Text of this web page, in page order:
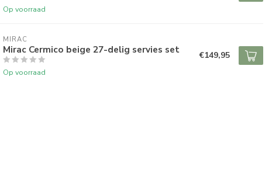
Op voorraad
MIRAC
Mirac Cermico beige 27-delig servies set
Op voorraad
€149,95